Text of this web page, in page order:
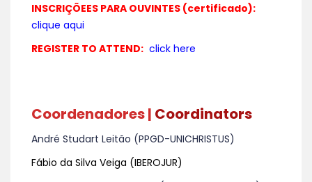
INSCRIÇÕEES PARA OUVINTES (certificado):
clique aqui
REGISTER TO ATTEND: click here
Coordenadores | Coordinators
André Studart Leitão (PPGD-UNICHRISTUS)
Fábio da Silva Veiga (IBEROJUR)